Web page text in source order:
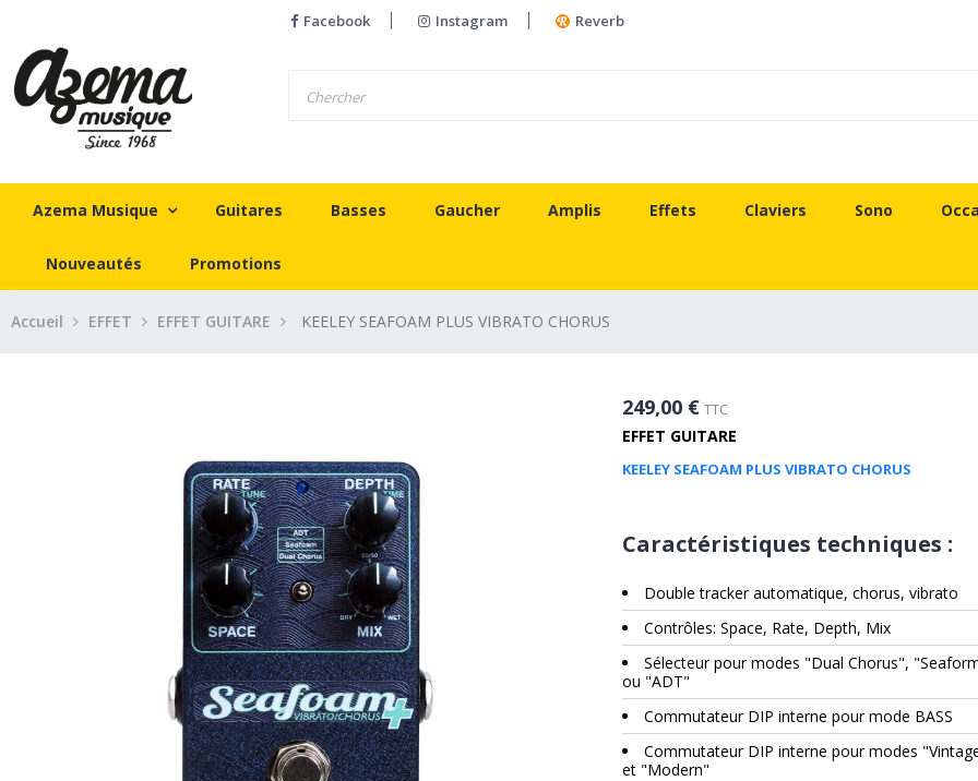
Facebook Instagram Reverb
Azema Musique Guitares Basses Gaucher Amplis Effets Claviers Sono
Nouveautés Promotions
Accueil EFFET EFFET GUITARE KEELEY SEAFOAM PLUS VIBRATO CHORUS
249,00 € TTC
EFFET GUITARE
KEELEY SEAFOAM PLUS VIBRATO CHORUS
Caractéristiques techniques :
Double tracker automatique, chorus, vibrato
Contrôles: Space, Rate, Depth, Mix
Sélecteur pour modes "Dual Chorus",
ou "ADT"
Commutateur DIP interne pour mode BASS
Commutateur DIP interne pour modes
et "Modern"